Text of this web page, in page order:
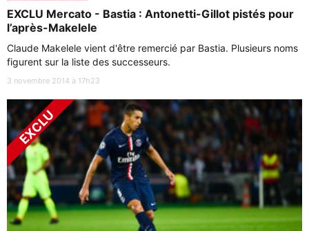
EXCLU Mercato - Bastia : Antonetti-Gillot pistés pour
l’après-Makelele
Claude Makelele vient d'être remercié par Bastia. Plusieurs noms
figurent sur la liste des successeurs.
3 novembre 2014 à 17h23